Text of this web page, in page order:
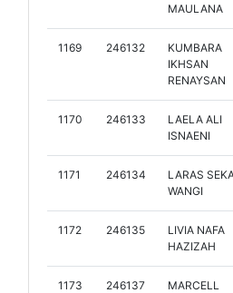
MAULANA
1169 246132
KUMBARA
IKHSAN
RENAYSAN
1170 246133
LAELA ALI
ISNAENI
1171 246134
LARAS
WANGI
1172 246135
LIVIA NAFA
HAZIZAH
1173 246137
MARCELL